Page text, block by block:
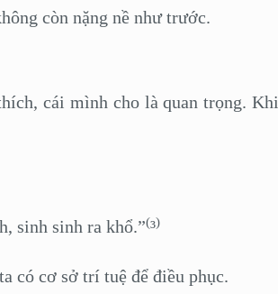
còn nặng nề như trước.
cái mình cho là quan trọng. Khi
sinh sinh ra khổ.”(³)
cơ sở trí tuệ để điều phục.